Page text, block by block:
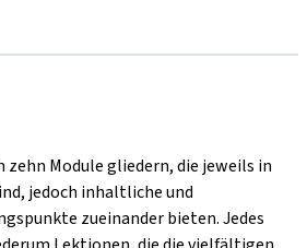
zehn Module gliedern, die jeweils in
jedoch inhaltliche und
zueinander bieten. Jedes